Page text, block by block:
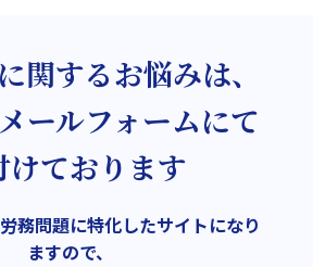
関するお悩みは、
ールフォームにて
けております
務問題に特化したサイトになり
ますので、